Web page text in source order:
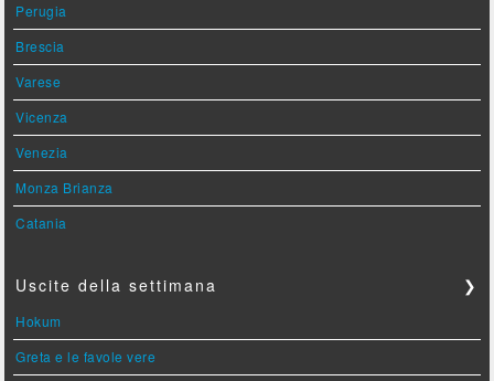
Perugia
Brescia
Varese
Vicenza
Venezia
Monza Brianza
Catania
Uscite della settimana ❯
Hokum
Greta e le favole vere